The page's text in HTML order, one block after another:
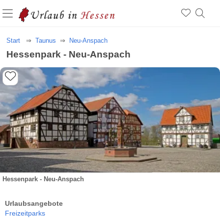
Start Taunus Neu-Anspach
Hessenpark - Neu-Anspach
Hessenpark - Neu-Anspach
Urlaubsangebote
Freizeitparks